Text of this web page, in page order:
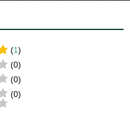
(1)
(0)
(0)
(0)